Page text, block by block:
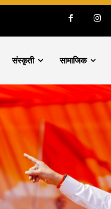
संस्कृती सामाजिक